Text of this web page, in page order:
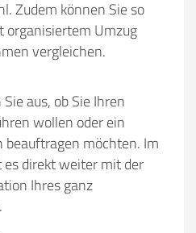
Zudem können Sie so
organisiertem Umzug
vergleichen.
aus, ob Sie Ihren
wollen oder ein
möchten. Im
direkt weiter mit der
Ihres ganz